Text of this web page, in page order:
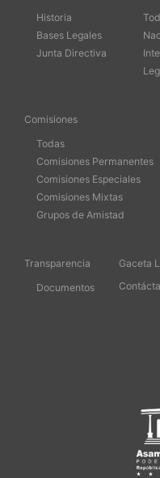
Historia
Bases Legales
Junta Directiva
Comisiones
Todas
Comisiones Permanentes
Comisiones Especiales
Comisiones Mixtas
Grupos de Amistad
Transparencia
Documentos
Gaceta